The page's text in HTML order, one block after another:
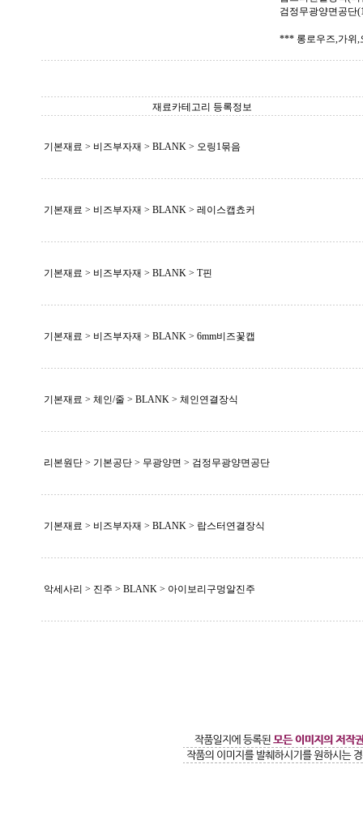
검정무광양면공단
*** 롱로우즈,가위,
재료카테고리 등록정보
기본재료 > 비즈부자재 > BLANK > 오링1묶음
기본재료 > 비즈부자재 > BLANK > 레이스캡쵸커
기본재료 > 비즈부자재 > BLANK > T핀
기본재료 > 비즈부자재 > BLANK > 6mm비즈꽃캡
기본재료 > 체인/줄 > BLANK > 체인연결장식
리본원단 > 기본공단 > 무광양면 > 검정무광양면공단
기본재료 > 비즈부자재 > BLANK > 랍스터연결장식
악세사리 > 진주 > BLANK > 아이보리구멍알진주